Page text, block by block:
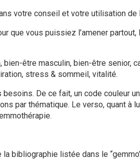
votre conseil et votre utilisation de
que vous puissiez l’amener
être masculin, bien-être senior,
stress & sommeil, vitalité.
De ce fait, un code couleur
par thématique. Le verso, quant à
bibliographie listée dans le